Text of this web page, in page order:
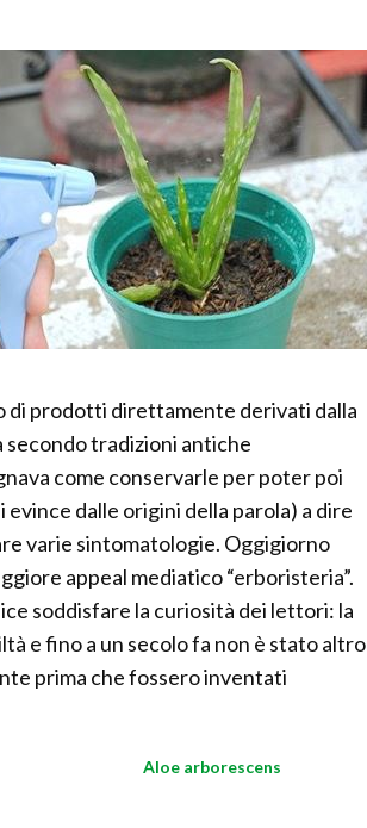
di prodotti direttamente derivati dalla
tradizioni antiche
come conservarle per poter poi
dalle origini della parola) a dire
varie sintomatologie. Oggigiorno
appeal mediatico “erboristeria”.
soddisfare la curiosità dei lettori: la
e fino a un secolo fa non è stato altro
prima che fossero inventati
Aloe arborescens